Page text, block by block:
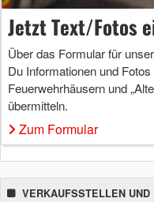
Jetzt Text/Fotos
Über das Formular für
Du Informationen und
Feuerwehrhäusern und
übermitteln.
Zum Formular
VERKAUFSSTELLEN